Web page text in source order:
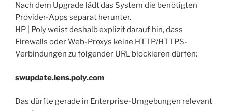
Nach dem Upgrade lädt das System die benötigten
Provider-Apps separat herunter.
HP | Poly weist deshalb explizit darauf hin, dass
Firewalls oder Web-Proxys keine HTTP/HTTPS-
Verbindungen zu folgender URL blockieren dürfen:
swupdate.lens.poly.com
Das dürfte gerade in Enterprise-Umgebungen relevant